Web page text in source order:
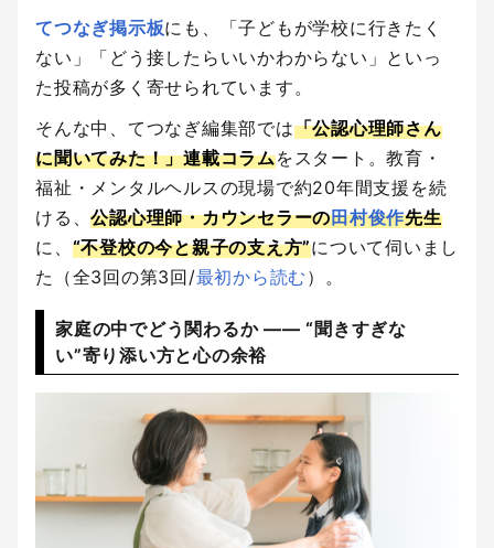
てつなぎ掲示板にも、「子どもが学校に行きたく
ない」「どう接したらいいかわからない」といっ
た投稿が多く寄せられています。
そんな中、てつなぎ編集部では「公認心理師さん
に聞いてみた！」連載コラムをスタート。教育・
福祉・メンタルヘルスの現場で約20年間支援を続
ける、公認心理師・カウンセラーの田村俊作先生
に、 “不登校の今と親子の支え方”について伺いまし
た（全3回の第3回/最初から読む ）。
家庭の中でどう関わるか ―― “聞きすぎな
い”寄り添い方と心の余裕